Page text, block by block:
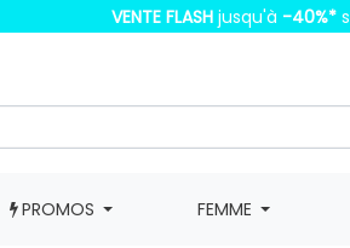
VENTE FLASH jusqu'à -40%*
PROMOS FEMME